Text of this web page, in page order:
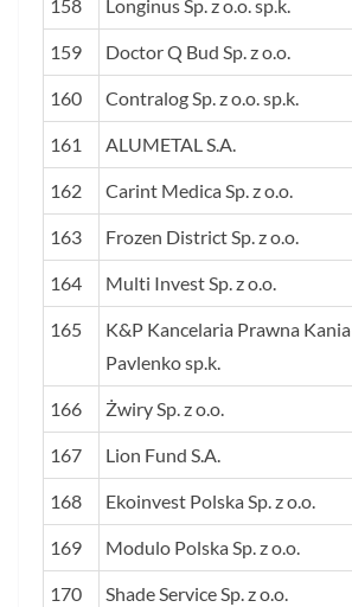
158 Longinus Sp. z o.o. sp.k.
159 Doctor Q Bud Sp. z o.o.
160 Contralog Sp. z o.o. sp.k.
161 ALUMETAL S.A.
162 Carint Medica Sp. z o.o.
163 Frozen District Sp. z o.o.
164 Multi Invest Sp. z o.o.
165
K&P Kancelaria Prawna Kania
Pavlenko sp.k.
166 Żwiry Sp. z o.o.
167 Lion Fund S.A.
168 Ekoinvest Polska Sp. z o.o.
169 Modulo Polska Sp. z o.o.
170 Shade Service Sp. z o.o.